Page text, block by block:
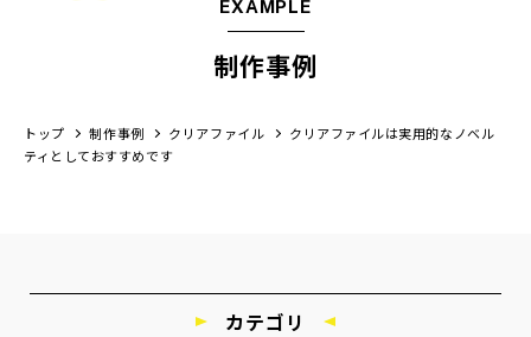
EXAMPLE
制作事例
トップ 制作事例 クリアファイル
クリアファイルは実用的なノベル
ティとしておすすめです
カテゴリ